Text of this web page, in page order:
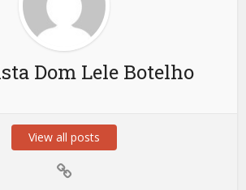
Dom Lele Botelho
View all posts